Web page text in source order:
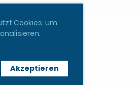
Cookies, um
Akzeptieren